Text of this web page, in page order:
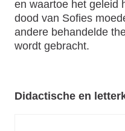
en waartoe het geleid
dood van Sofies
andere behandelde
wordt gebracht.
Didactische en